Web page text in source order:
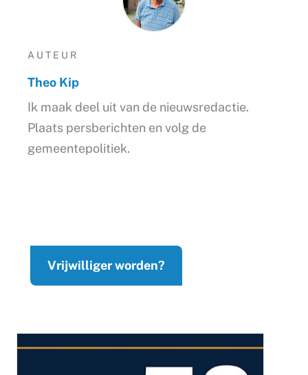
AUTEUR
Theo Kip
Ik maak deel uit van de nieuwsredactie.
Plaats persberichten en volg de
gemeentepolitiek.
Vrijwilliger worden?